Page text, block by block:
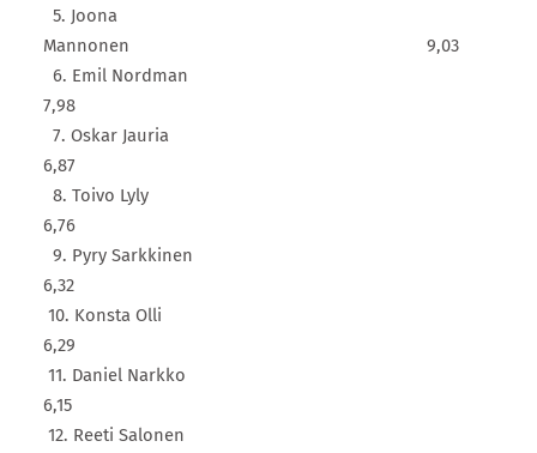
5. Joona
Mannonen 9,03
6. Emil Nordman
7,98
7. Oskar Jauria
6,87
8. Toivo Lyly
6,76
9. Pyry Sarkkinen
6,32
10. Konsta Olli
6,29
11. Daniel Narkko
6,15
12. Reeti Salonen